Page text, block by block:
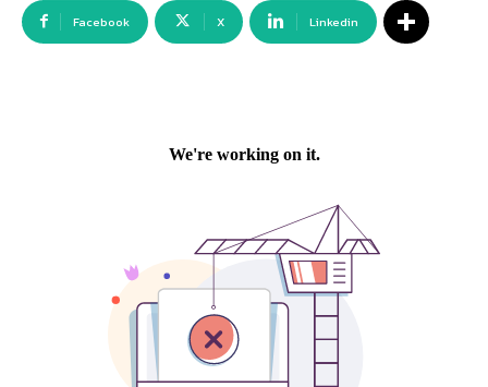
Facebook X Linkedin